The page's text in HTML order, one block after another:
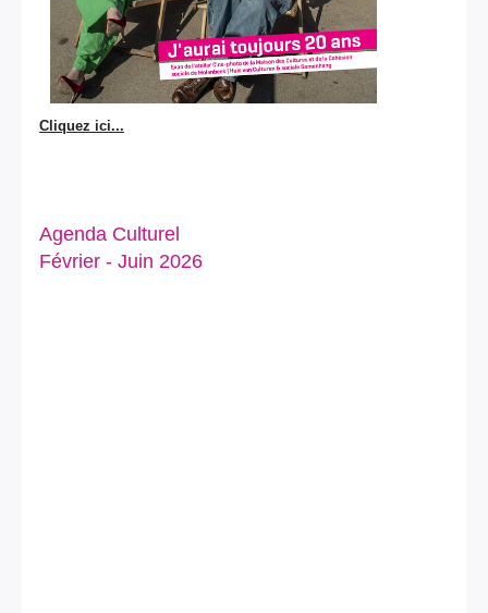
Cliquez ici...
Agenda Culturel
Février - Juin 2026